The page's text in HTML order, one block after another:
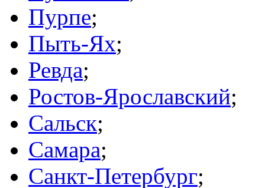
Пурпе;
Пыть-Ях;
Ревда;
Ростов-Ярославский;
Сальск;
Самара;
Санкт-Петербург;